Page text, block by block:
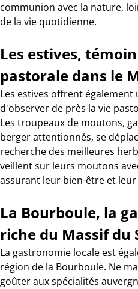
communion avec la nature,
de la vie quotidienne.
Les estives,
pastorale dans le
Les estives offrent également
d'observer de près la vie
Les troupeaux de moutons,
berger attentionnés, se
recherche des meilleures
veillent sur leurs moutons
assurant leur bien-être et
La Bourboule, la
riche du Massif du
La gastronomie locale est
région de la Bourboule. Ne
goûter aux spécialités